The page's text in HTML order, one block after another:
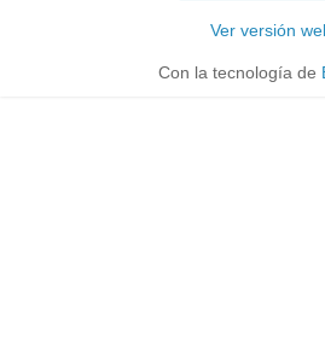
Ver versión
Con la tecnología de